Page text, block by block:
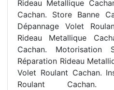
Rideau Metallique
Cachan. Store Banne
Dépannage Volet
Rideau Metallique
Cachan. Motorisation
Réparation Rideau
Volet Roulant Cachan.
Roulant Cachan.